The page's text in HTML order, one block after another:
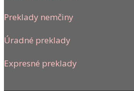
Preklady nemčiny
Úradné preklady
Expresné preklady